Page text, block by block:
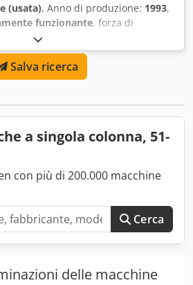
(usata), Anno di produzione: 1993,
funzionante, forza di
400 mm
600 mm, Pressa idraulica
Capacità 80 tonnellate Dedpfxey
mm Corsa 400 mm
Salva ricerca
a singola colonna, 51-
con più di 200.000 macchine
Cerca
delle macchine